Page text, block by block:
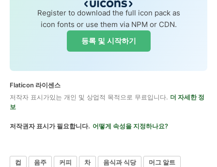
Register to download the full icon pack as
icon fonts or use them via NPM or CDN.
등록 및 시작하기
Flaticon 라이센스
저작자 표시가있는 개인 및 상업적 목적으로 무료입니다. 더 자세한 정
보
저작권자 표시가 필요합니다. 어떻게 속성을 지정하나요?
컵 음주 커피 차 음식과 식당 머그 알트